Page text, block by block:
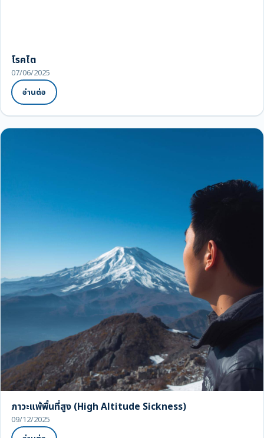
โรคไต
07/06/2025
อ่านต่อ
ภาวะแพ้พื้นที่สูง (High Altitude Sickness)
09/12/2025